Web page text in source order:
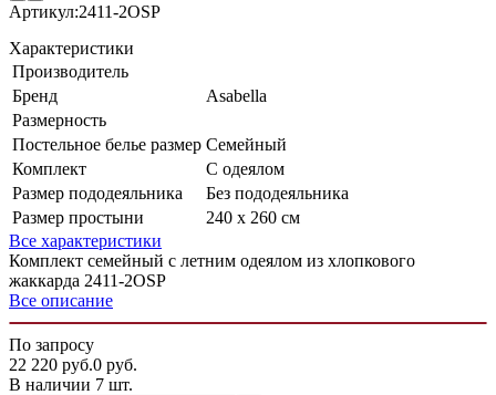
Артикул:2411-2OSP
Характеристики
Производитель
Бренд
Asabella
Размерность
Постельное белье размер Семейный
Комплект
С одеялом
Размер пододеяльника
Без пододеяльника
Размер простыни
240 х 260 см
Все характеристики
Комплект семейный с летним одеялом из хлопкового
жаккарда 2411-2OSP
Все описание
По запросу
22 220 руб.0 руб.
В наличии 7 шт.